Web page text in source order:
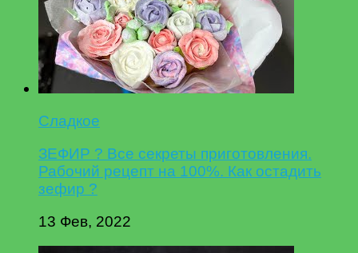
Сладкое
ЗЕФИР ? Все секреты приготовления.
Рабочий рецепт на 100%. Как остадить
зефир ?
13 Фев, 2022